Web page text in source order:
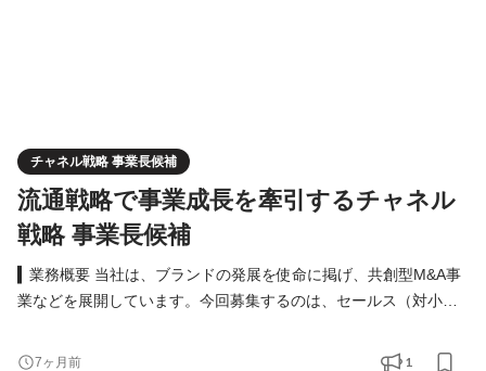
チャネル戦略 事業長候補
流通戦略で事業成長を牽引するチャネル
戦略 事業長候補
▍業務概要 当社は、ブランドの発展を使命に掲げ、共創型M&A事
業などを展開しています。今回募集するのは、セールス（対小売
事業成長をリードしていただける方です。（レポートライン：セ
7ヶ月前 1